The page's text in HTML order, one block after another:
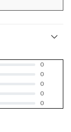
0
0
0
0
0